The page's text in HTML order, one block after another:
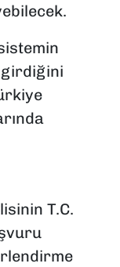
girdiğini
T.C.